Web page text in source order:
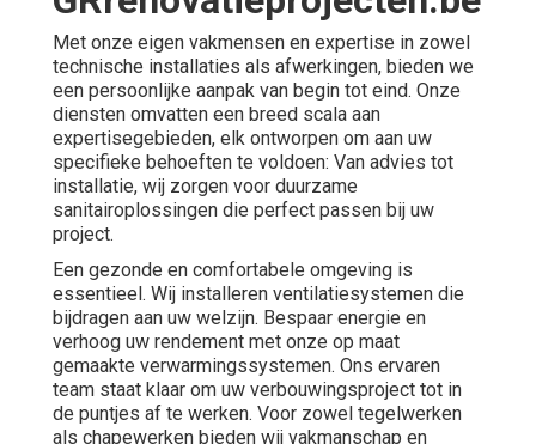
Met onze eigen vakmensen en expertise in zowel
technische installaties als afwerkingen, bieden we
een persoonlijke aanpak van begin tot eind. Onze
diensten omvatten een breed scala aan
expertisegebieden, elk ontworpen om aan uw
specifieke behoeften te voldoen: Van advies tot
installatie, wij zorgen voor duurzame
sanitairoplossingen die perfect passen bij uw
project.
Een gezonde en comfortabele omgeving is
essentieel. Wij installeren ventilatiesystemen die
bijdragen aan uw welzijn. Bespaar energie en
verhoog uw rendement met onze op maat
gemaakte verwarmingssystemen. Ons ervaren
team staat klaar om uw verbouwingsproject tot in
de puntjes af te werken. Voor zowel tegelwerken
als chapewerken bieden wij vakmanschap en